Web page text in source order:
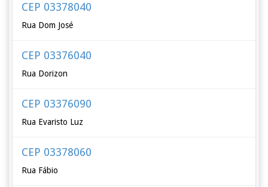
CEP 03378040
Rua Dom José
CEP 03376040
Rua Dorizon
CEP 03376090
Rua Evaristo Luz
CEP 03378060
Rua Fábio